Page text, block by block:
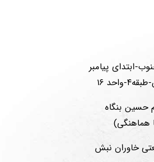
ابتدای پیامبر
۶۰ متری امام حسین بنگاه
هماهنگی)
خاوران نبش